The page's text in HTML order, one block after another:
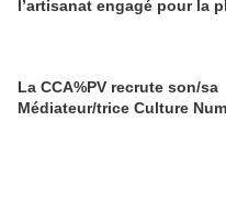
l’artisanat engagé pour la
La CCA%PV recrute son/sa
Médiateur/trice Culture